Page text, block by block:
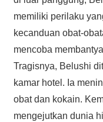
memiliki perilaku
kecanduan obat-
mencoba
Tragisnya, Belushi
kamar hotel. Ia
obat dan kokain.
mengejutkan dunia